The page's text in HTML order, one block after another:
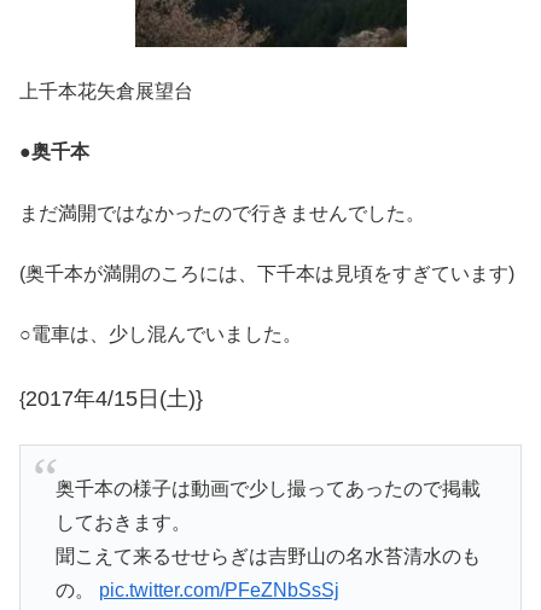
上千本花矢倉展望台
●奥千本
まだ満開ではなかったので行きませんでした。
(奥千本が満開のころには、下千本は見頃をすぎています)
○電車は、少し混んでいました。
{2017年4/15日(土)}
奥千本の様子は動画で少し撮ってあったので掲載
しておきます。
聞こえて来るせせらぎは吉野山の名水苔清水のも
の。 pic.twitter.com/PFeZNbSsSj